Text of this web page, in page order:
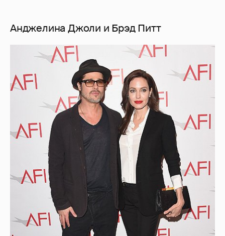
Анджелина Джоли и Брэд Питт